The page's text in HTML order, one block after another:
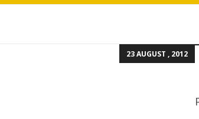
23 AUGUST , 2012